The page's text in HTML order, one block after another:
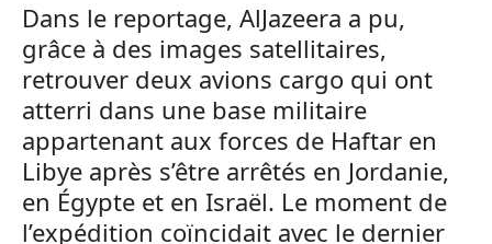
Dans le reportage, AlJazeera a pu,
grâce à des images satellitaires,
retrouver deux avions cargo qui ont
atterri dans une base militaire
appartenant aux forces de Haftar en
Libye après s’être arrêtés en Jordanie,
en Égypte et en Israël. Le moment de
l’expédition coïncidait avec le dernier